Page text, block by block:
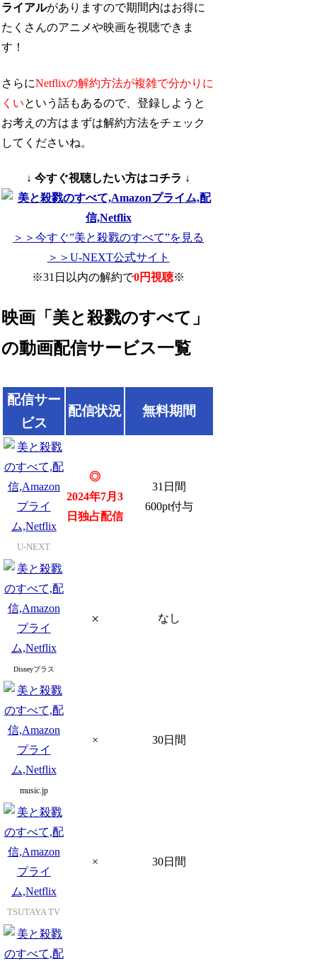
ライアルがありますので期間内はお得に
たくさんのアニメや映画を視聴できま
す！
さらにNetflixの解約方法が複雑で分かりに
くいという話もあるので、登録しようと
お考えの方はまずは解約方法をチェック
してくださいね。
↓ 今すぐ視聴したい方はコチラ ↓
＞＞今すぐ”美と殺戮のすべて”を見る
＞＞U-NEXT公式サイト
※31日以内の解約で0円視聴※
映画「美と殺戮のすべて」
の動画配信サービス一覧
配信サー
ビス
配信状況 無料期間
U-NEXT
◎
2024年7月3
日独占配信
31日間
600pt付与
Disneyプラス
× なし
music.jp
× 30日間
TSUTAYA TV
× 30日間